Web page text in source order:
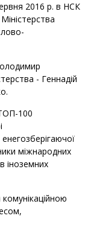
2016 р. в НСК
- Геннадій
100
міжнародних
іноземних